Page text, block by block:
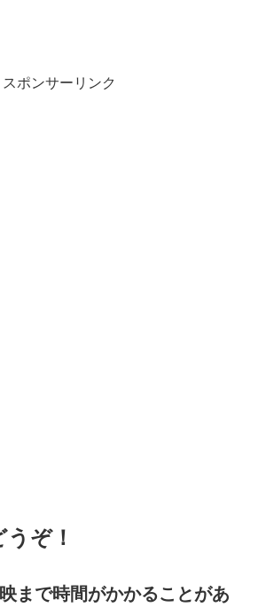
スポンサーリンク
ぞ！
まで時間がかかることがあ